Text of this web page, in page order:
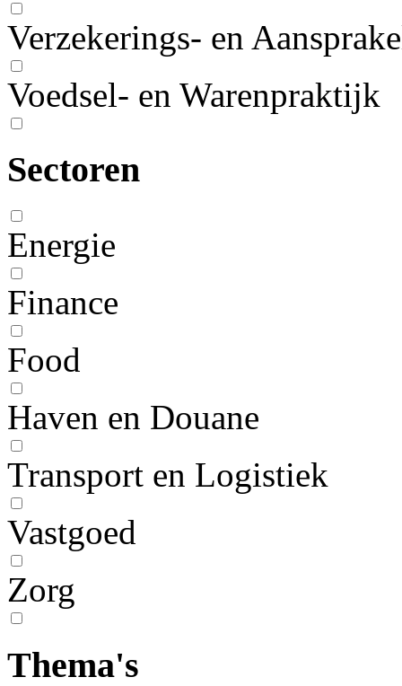
Verzekerings- en
Voedsel- en Warenpraktijk
Sectoren
Energie
Finance
Food
Haven en Douane
Transport en Logistiek
Vastgoed
Zorg
Thema's